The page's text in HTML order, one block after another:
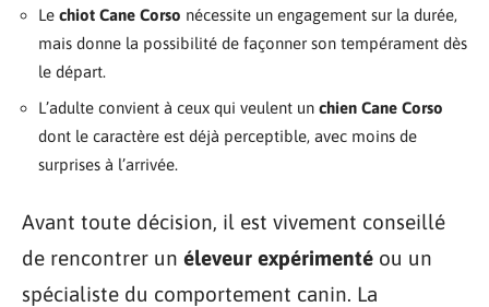
Le chiot Cane Corso nécessite un engagement sur la durée,
mais donne la possibilité de façonner son tempérament dès
le départ.
L’adulte convient à ceux qui veulent un chien Cane Corso
dont le caractère est déjà perceptible, avec moins de
surprises à l’arrivée.
Avant toute décision, il est vivement conseillé
de rencontrer un éleveur expérimenté ou un
spécialiste du comportement canin. La